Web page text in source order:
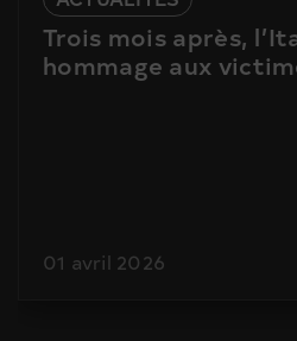
Trois mois après,
hommage aux
01 avril 2026